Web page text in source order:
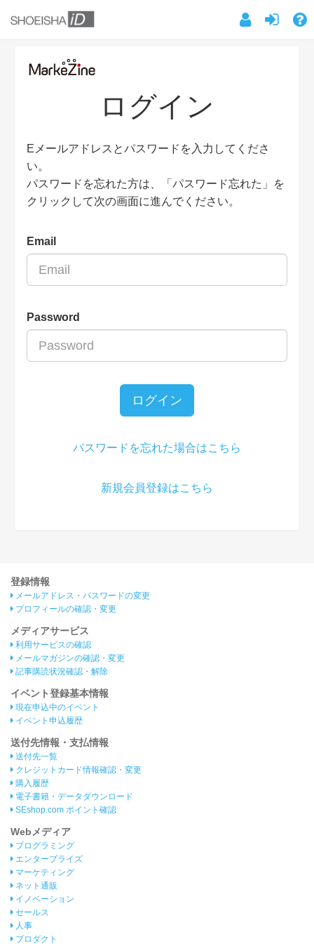
ログイン
Eメールアドレスとパスワードを入力してくださ
い。
パスワードを忘れた方は、「パスワード忘れた」を
クリックして次の画面に進んでください。
Email
Password
ログイン
パスワードを忘れた場合はこちら
新規会員登録はこちら
登録情報
メールアドレス・パスワードの変更
プロフィールの確認・変更
メディアサービス
利用サービスの確認
メールマガジンの確認・変更
記事購読状況確認・解除
イベント登録基本情報
現在申込中のイベント
イベント申込履歴
送付先情報・支払情報
送付先一覧
クレジットカード情報確認・変更
購入履歴
電子書籍・データダウンロード
SEshop.com ポイント確認
Webメディア
プログラミング
エンタープライズ
マーケティング
ネット通販
イノベーション
セールス
人事
プロダクト